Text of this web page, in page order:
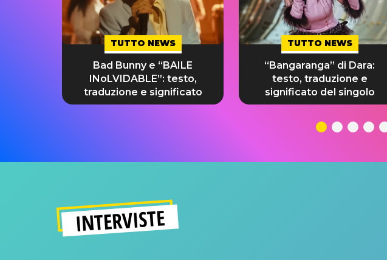
TUTTO NEWS
Bad Bunny e “BAILE
INoLVIDABLE”: testo,
traduzione e significato
TUTTO NEWS
“Bangaranga” di Dara:
testo, traduzione e
significato del singolo
INTERVISTE